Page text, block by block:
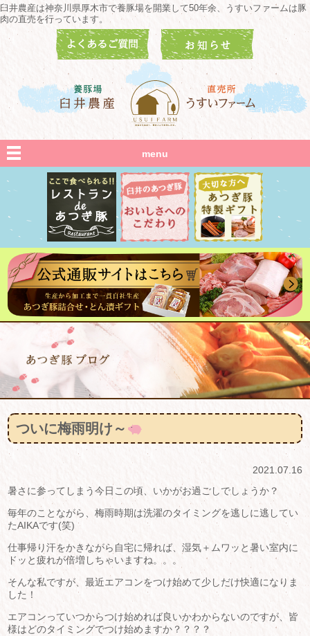
臼井農産は神奈川県厚木市で養豚場を開業して50年余、うすいファームは豚
肉の直売を行っています。
menu
ついに梅雨明け～
2021.07.16
暑さに参ってしまう今日この頃、いかがお過ごしでしょうか？
毎年のことながら、梅雨時期は洗濯のタイミングを逃しに逃してい
たAIKAです(笑)
仕事帰り汗をかきながら自宅に帰れば、湿気＋ムワッと暑い室内に
ドッと疲れが倍増しちゃいますね。。。
そんな私ですが、最近エアコンをつけ始めて少しだけ快適になりま
した！
エアコンっていつからつけ始めれば良いかわからないのですが、皆
様はどのタイミングでつけ始めますか？？？？